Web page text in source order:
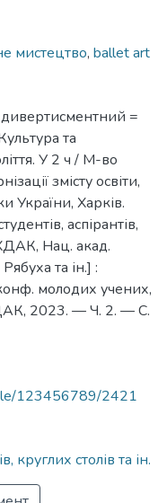
мистецтво, ballet art
дивертисментний =
та
У 2 ч / М-во
змісту освіти,
України, Харків.
аспірантів,
Нац. акад.
та ін.] :
молодих учених,
2023. — Ч. 2. — С.
123456789/2421
круглих столів та ін.